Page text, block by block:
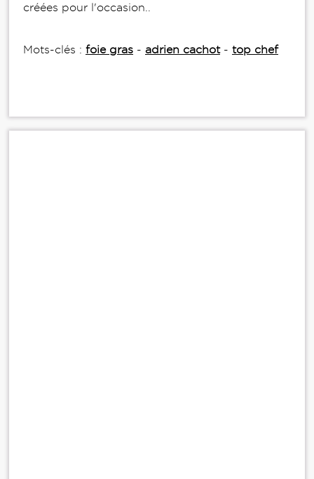
créées pour l'occasion..
Mots-clés : foie gras - adrien cachot- top chef